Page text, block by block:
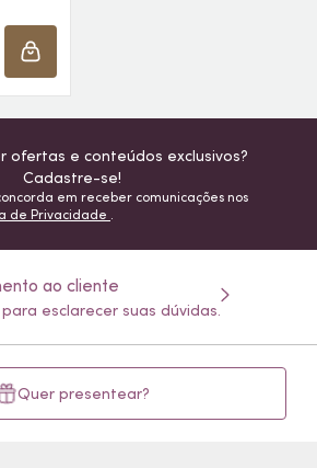
ADICIONAR À SACOLA
ofertas e conteúdos exclusivos?
Cadastre-se!
em receber comunicações nos
de Privacidade .
ao cliente
esclarecer suas dúvidas.
Quer presentear?